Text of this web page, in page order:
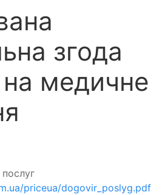
згода
на медичне
priceua/dogovir_poslyg.pdf